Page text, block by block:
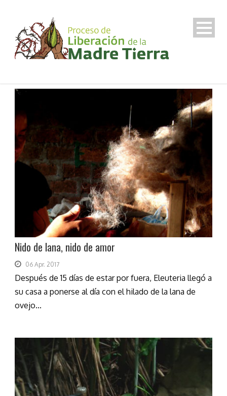
Nido de lana, nido de amor
06 Apr. 2017
Después de 15 días de estar por fuera, Eleuteria llegó a
su casa a ponerse al día con el hilado de la lana de
ovejo...